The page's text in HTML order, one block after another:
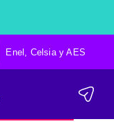
Enel, Celsia y AES